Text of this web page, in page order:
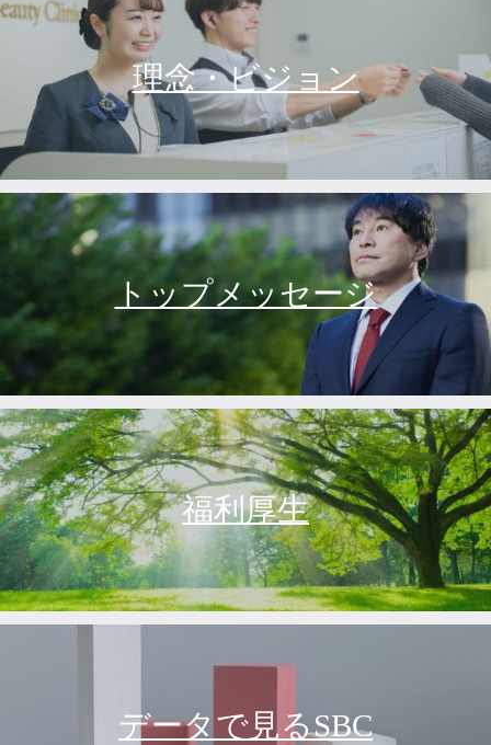
理念・ビジョン
トップメッセージ
福利厚生
データで見るSBC